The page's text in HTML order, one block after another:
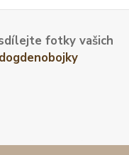
fotky vašich